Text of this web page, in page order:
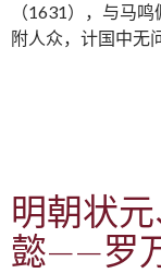
（1631），与马
附人众，计国中无
明朝状
懿——罗